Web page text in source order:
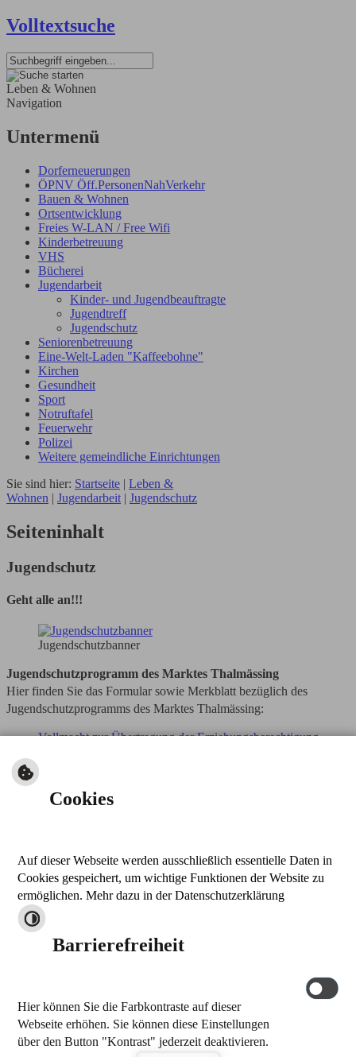
Volltextsuche
Leben & Wohnen
Navigation
Untermenü
Dorferneuerungen
ÖPNV Öff.PersonenNahVerkehr
Bauen & Wohnen
Ortsentwicklung
Freies W-LAN / Free Wifi
Kinderbetreuung
VHS
Bücherei
Jugendarbeit
Kinder- und Jugendbeauftragte
Jugendtreff
Jugendschutz
Seniorenbetreuung
Eine-Welt-Laden "Kaffeebohne"
Kirchen
Gesundheit
Sport
Notruftafel
Feuerwehr
Polizei
Weitere gemeindliche Einrichtungen
Sie sind hier: Startseite | Leben &
Wohnen | Jugendarbeit | Jugendschutz
Seiteninhalt
Jugendschutz
Geht alle an!!!
Jugendschutzbanner
Jugendschutzprogramm des Marktes Thalmässing
Hier finden Sie das Formular sowie Merkblatt bezüglich des
Jugendschutzprogramms des Marktes Thalmässing:
Vollmacht zur Übertragung der Erziehungsberechtigung
der Jugendschutzbestimmungen
Weitere Anträge für Veranstaltungen:
nach oben
drucken
Kontakt
Markt Thalmässing
Tel.: 09173 909-0
Fax: 09173 909-32
E-Mail schreiben
Cookies
Auf dieser Webseite werden ausschließlich essentielle Daten in
Cookies gespeichert, um wichtige Funktionen der Website zu
ermöglichen. Mehr dazu in der Datenschutzerklärung
Barrierefreiheit
Hier können Sie die Farbkontraste auf dieser
Webseite erhöhen. Sie können diese Einstellungen
über den Button "Kontrast" jederzeit deaktivieren.